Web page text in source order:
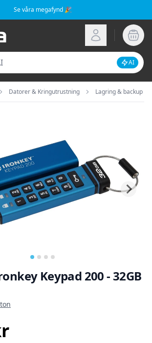
Se våra megafynd 🎉
Logga in
AI
Datorer & Kringutrustning Lagring & backup
Keypad 200 - 32GB